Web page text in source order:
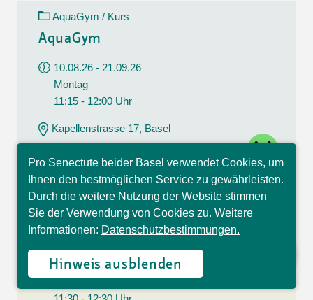
AquaGym / Kurs
AquaGym
10.08.26 - 21.09.26
Montag
11:15 - 12:00 Uhr
Kapellenstrasse 17, Basel
CHF 112.00
7 Lektionen
Yoga / Kurs
Yoga
10.08.26 - 21.09.26
Montag
Pro Senectute beider Basel verwendet Cookies, um
Ihnen den bestmöglichen Service zu gewährleisten.
Durch die weitere Nutzung der Website stimmen
Sie der Verwendung von Cookies zu. Weitere
Informationen: Datenschutzbestimmungen.
Hinweis ausblenden
Hallo, ich bin Sophia und
beantworte gerne Ihre
Fragen.
close